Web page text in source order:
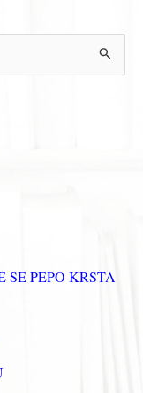
SE PEPO KRSTA